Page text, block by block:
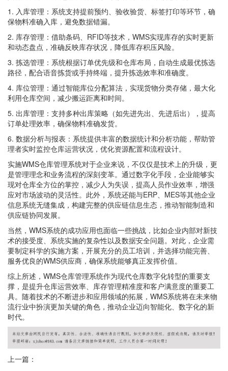
1. 入库管理：系统支持提前预约、验收验货、标签打印等环节，确
保物料准确入库，避免数据错漏。
2. 库存管理：借助条码、RFID等技术，WMS实现库存的实时更新
和动态盘点，准确反映库存状况，降低库存积压风险。
3. 拣选管理：系统根据订单优先级和仓库布局，自动生成最优拣选
路径，配合语音拣货或手持终端，提升拣选效率和准确度。
4. 库位管理：通过智能库位分配算法，实现货物分类存储，最大化
利用仓库空间，减少搬运距离和时间。
5. 出库管理：支持多种出库策略（如先进先出、先进后出），提高
订单处理效率，确保物料准确发货。
6. 数据分析与报表：系统提供丰富的数据统计和分析功能，帮助管
理者实时监控仓库运营状况，优化资源配置和流程设计。
实施WMS仓库管理系统对于企业来说，不仅仅是技术上的升级，更
是管理理念和业务流程的深刻变革。通过数字化手段，企业能够实
现对仓库全方位的掌控，减少人为失误，提高人员作业效率，增强
应对市场波动的灵活性。此外，系统还能与ERP、MES等其他企业
信息系统无缝集成，构建完整的供应链信息生态，推动智能制造和
供应链协同发展。
当然，WMS系统的成功应用也面临一些挑战，比如企业内部对新技
术的接受度、系统实施的复杂性以及数据安全问题。对此，企业需
要制定科学的实施方案，开展充分的员工培训，并选择功能完善、
服务优良的WMS供应商，确保系统能够真正发挥价值。
综上所述，WMS仓库管理系统作为现代仓库数字化转型的重要支
撑，是提升仓库运营效率、库存管理精准度和客户满意度的重要工
具。随着技术的不断进步和应用领域的拓展，WMS系统将在未来物
流行业中扮演更加关键的角色，推动企业迈向智能化、数字化的新
时代。
上一篇：